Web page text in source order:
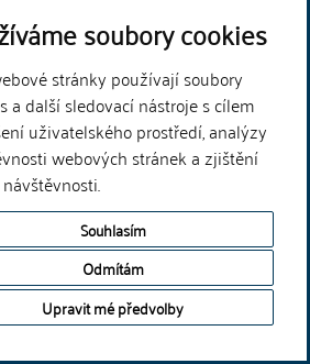
soubory cookies
stránky používají soubory
a další sledovací nástroje s cílem
uživatelského prostředí, analýzy
webových stránek a zjištění
Souhlasím
Odmítám
Upravit mé předvolby
e-learning support tools that are used
University and that you may encounter
also help you to avoid the most common
názoru
Theme by